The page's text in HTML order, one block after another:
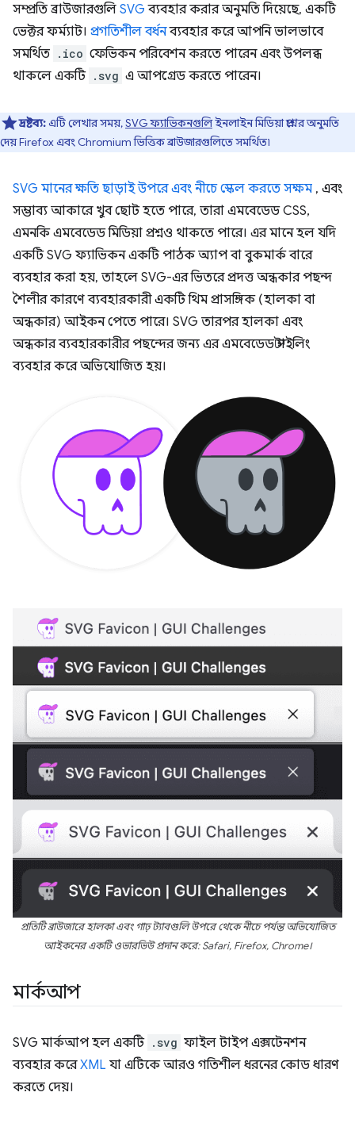
সম্প্রতি ব্রাউজারগুলি SVG ব্যবহার করার অনুমতি দিয়েছে, একটি
ভেক্টর ফর্ম্যাট। প্রগতিশীল বর্ধনব্যবহার করে আপনি ভালভাবে
সমর্থিত .ico ফেভিকন পরিবেশন করতে পারেন এবং উপলব্ধ
থাকলে একটি .svg এ আপগ্রেড করতে পারেন।
দ্রষ্টব্য:এটি লেখার সময়,SVG ফ্যাভিকনগুলিইনলাইন মিডিয়া প্রশ্নের অনুমতি
দেয় Firefox এবং Chromium ভিত্তিক ব্রাউজারগুলিতে সমর্থিত৷
SVG মানের ক্ষতি ছাড়াই উপরে এবং নীচে স্কেল করতে সক্ষম , এবং
সম্ভাব্য আকারে খুব ছোট হতে পারে, তারা এমবেডেড CSS,
এমনকি এমবেডেড মিডিয়া প্রশ্নও থাকতে পারে। এর মানে হল যদি
একটি SVG ফ্যাভিকন একটি পাঠক অ্যাপ বা বুকমার্ক বারে
ব্যবহার করা হয়, তাহলে SVG-এর ভিতরে প্রদত্ত অন্ধকার পছন্দ
শৈলীর কারণে ব্যবহারকারী একটি থিম প্রাসঙ্গিক (হালকা বা
অন্ধকার) আইকন পেতে পারে। SVG তারপর হালকা এবং
অন্ধকার ব্যবহারকারীর পছন্দের জন্য এর এমবেডেড স্টাইলিং
ব্যবহার করে অভিযোজিত হয়।
প্রতিটি ব্রাউজারে হালকা এবং গাঢ় ট্যাবগুলি উপরে থেকে নীচে পর্যন্ত অভিযোজিত
আইকনের একটি ওভারভিউ প্রদান করে: Safari, Firefox, Chrome।
মার্কআপ
SVG মার্কআপ হল একটি .svg ফাইল টাইপ এক্সটেনশন
ব্যবহার করেXML যা এটিকে আরও গতিশীল ধরনের কোড ধারণ
করতে দেয়।